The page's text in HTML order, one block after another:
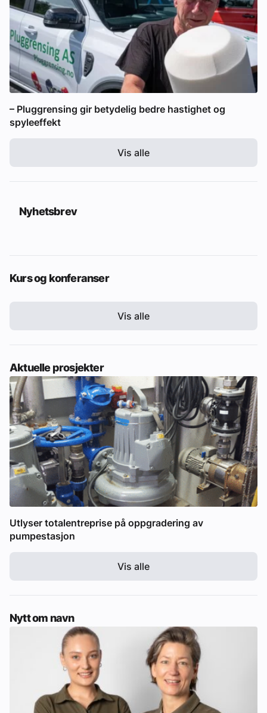
– Pluggrensing gir betydelig bedre hastighet og
spyleeffekt
Vis alle
Nyhetsbrev
Kurs og konferanser
Vis alle
Aktuelle prosjekter
Utlyser totalentreprise på oppgradering av
pumpestasjon
Vis alle
Nytt om navn